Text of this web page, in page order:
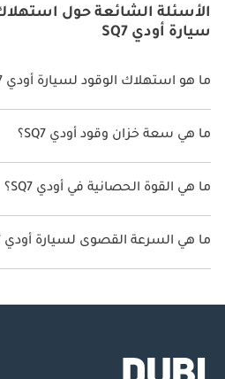
الأسئلة الشائعة حول
سيارة أودي SQ7
ما هو استهلاك الوقود لسيارة أودي SQ7؟
يتراوح استهلاك الوقود لسيارة أودي SQ7 بين 7 كم/ليتر.
ما هي سعة خزان وقود أودي SQ7؟
سعة خزان وقود أودي SQ7 85 ليتر.
ما هي القوة الحصانية في أودي SQ7؟
تنتج أودي SQ7 قوة 507 حصان.
ما هي السرعة القصوى لسيارة أودي SQ7؟
السرعة القصوى لسيارة أودي SQ7 هي 250 كم/الساعة.